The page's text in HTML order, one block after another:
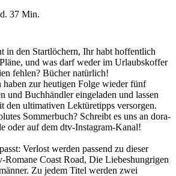
37 Min.
in den Startlöchern, Ihr habt hoffentlich
und was darf weder im Urlaubskoffer
fehlen? Bücher natürlich!
zur heutigen Folge wieder fünf
und Buchhändler eingeladen und lassen
den ultimativen Lektüretipps versorgen.
Sommerbuch? Schreibt es uns an dora-
oder auf dem dtv-Instagram-Kanal!
Verlost werden passend zu dieser
Romane Coast Road, Die Liebeshungrigen
Zu jedem Titel werden zwei